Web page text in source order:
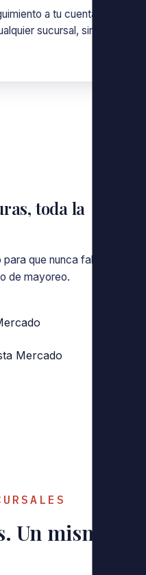
a tu cuenta
sucursal, sin
toda la
que nunca falte lo
de mayoreo.
Un mismo